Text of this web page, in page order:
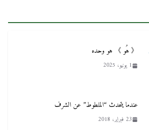
《 هُو 》 هو وحده
1 يونيو، 2025
عندما يتحدث “الملطوط” عن الشرف
23 فبراير، 2018